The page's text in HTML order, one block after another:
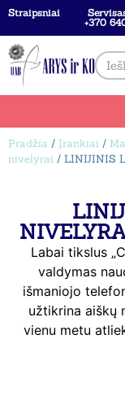
Straipsniai
+370
Pradžia / Įrankiai /
nivelyrai / LINIJINIS
Labai tikslus
valdymas
išmaniojo
užtikrina aiškų
vienu metu